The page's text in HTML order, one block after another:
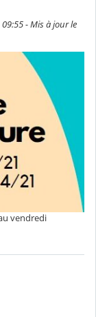
- Mis à jour le
vendredi